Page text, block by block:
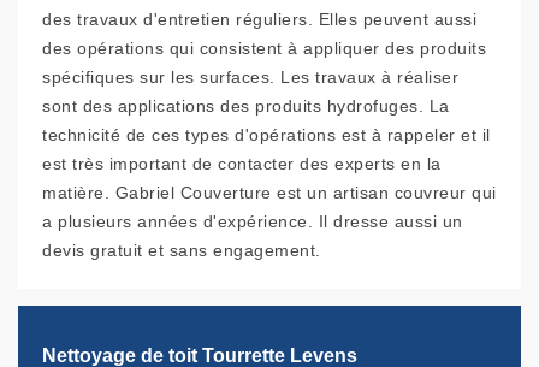
des travaux d'entretien réguliers. Elles peuvent aussi
des opérations qui consistent à appliquer des produits
spécifiques sur les surfaces. Les travaux à réaliser
sont des applications des produits hydrofuges. La
technicité de ces types d'opérations est à rappeler et il
est très important de contacter des experts en la
matière. Gabriel Couverture est un artisan couvreur qui
a plusieurs années d'expérience. Il dresse aussi un
devis gratuit et sans engagement.
Nettoyage de toit Tourrette Levens